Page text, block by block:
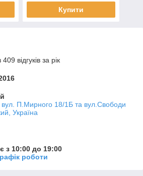
Купити
відгуків за рік
П.Мирного 18/1Б та вул.Свободи
Україна
з 10:00 до 19:00
роботи